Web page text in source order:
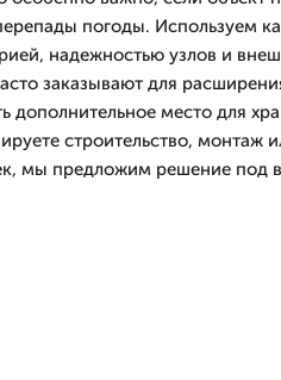
погоды. Используем
надежностью узлов и
заказывают для
дополнительное место для
строительство, монтаж
мы предложим решение под